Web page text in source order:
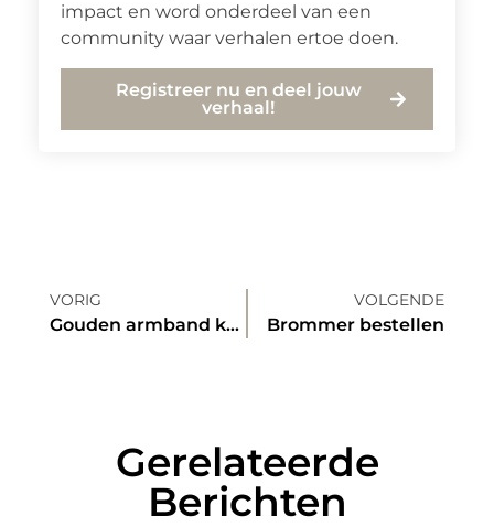
impact en word onderdeel van een
community waar verhalen ertoe doen.
Registreer nu en deel jouw
verhaal!
VORIG
Gouden armband kopen
VOLGENDE
Brommer bestellen
Gerelateerde
Berichten